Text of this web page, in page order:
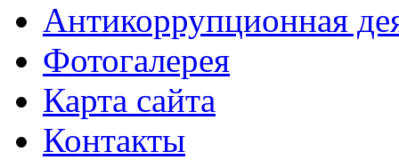
Антикоррупционная
Фотогалерея
Карта сайта
Контакты